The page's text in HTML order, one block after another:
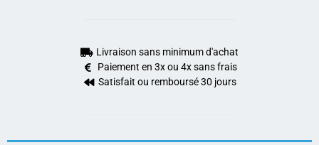
Livraison sans minimum d'achat
Paiement en 3x ou 4x sans frais
Satisfait ou remboursé 30 jours